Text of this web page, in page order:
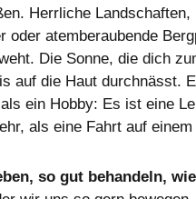
Herrliche
oder atemberaubende
Die Sonne, die dich
auf die Haut durchnässt.
ein Hobby: Es ist eine
als eine Fahrt auf einem
so gut behandeln,